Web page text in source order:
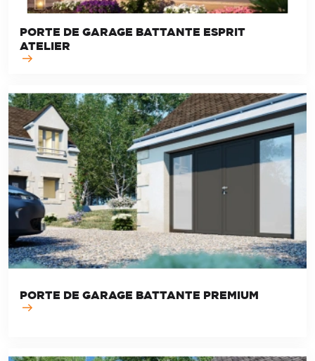
PORTE DE GARAGE BATTANTE ESPRIT
ATELIER
PORTE DE GARAGE BATTANTE PREMIUM